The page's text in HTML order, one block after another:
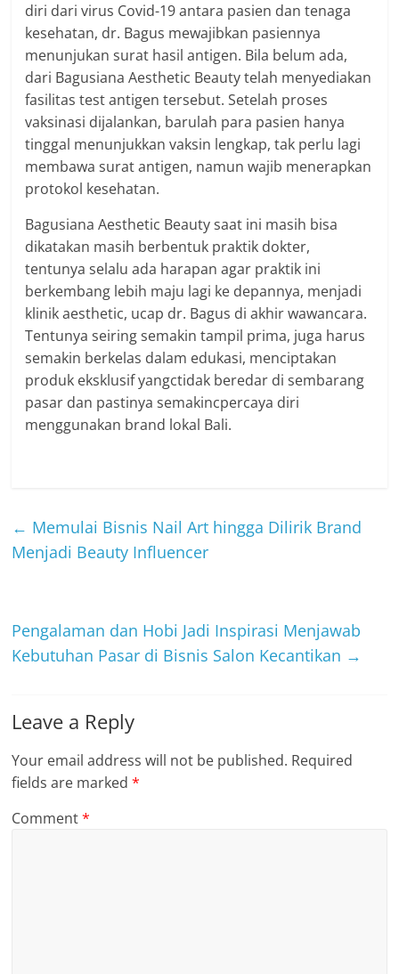
diri dari virus Covid-19 antara pasien dan tenaga
kesehatan, dr. Bagus mewajibkan pasiennya
menunjukan surat hasil antigen. Bila belum ada,
dari Bagusiana Aesthetic Beauty telah menyediakan
fasilitas test antigen tersebut. Setelah proses
vaksinasi dijalankan, barulah para pasien hanya
tinggal menunjukkan vaksin lengkap, tak perlu lagi
membawa surat antigen, namun wajib menerapkan
protokol kesehatan.
Bagusiana Aesthetic Beauty saat ini masih bisa
dikatakan masih berbentuk praktik dokter,
tentunya selalu ada harapan agar praktik ini
berkembang lebih maju lagi ke depannya, menjadi
klinik aesthetic, ucap dr. Bagus di akhir wawancara.
Tentunya seiring semakin tampil prima, juga harus
semakin berkelas dalam edukasi, menciptakan
produk eksklusif yangctidak beredar di sembarang
pasar dan pastinya semakincpercaya diri
menggunakan brand lokal Bali.
← Memulai Bisnis Nail Art hingga Dilirik Brand
Menjadi Beauty Influencer
Pengalaman dan Hobi Jadi Inspirasi Menjawab
Kebutuhan Pasar di Bisnis Salon Kecantikan →
Leave a Reply
Your email address will not be published. Required
fields are marked*
Comment*